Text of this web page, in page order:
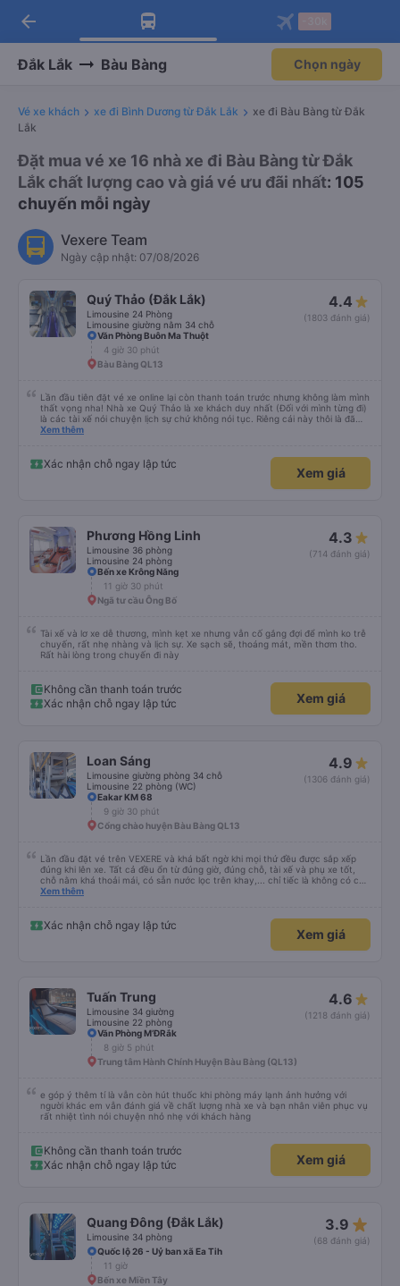
Tải app Vexere ngay!
Nhận ưu đãi thành viên độc
Mở app
Tải app Vexere
-30k/ghế khi đặt vé máy bay qua
Mở app
arrow_back
Đắk Lắk Bàu Bàng Chọn ngày
Vé xe khách xe đi Bình Dương từ Đắk Lắk
xe đi Bàu Bàng từ Đắk
Lắk
Đặt mua vé xe 16 nhà xe đi Bàu Bàng từ Đắk
Lắk chất lượng cao và giá vé ưu đãi nhất: 105
chuyến mỗi ngày
Vexere Team
Ngày cập nhật: 07/08/2026
Quý Thảo (Đắk Lắk)
Limousine 24 Phòng
Limousine giường nằm 34 chỗ
4.4
(1803 đánh giá)
Văn Phòng Buôn Ma Thuột
4 giờ 30 phút
Bàu Bàng QL13
Lần đầu tiên đặt vé xe online lại còn thanh toán trước nhưng không làm mình
thất vọng nha! Nhà xe Quý Thảo là xe khách duy nhất (Đối với mình từng đi)
là các tài xế nói chuyện lịch sự chứ không nói tục. Riêng cái này thôi là đã
đánh giá 5 sao rồi. Chú tài xế còn uống pepsi rất dễ thương chứ không có
Xem thêm
Xác nhận chỗ ngay lập tức
Xem giá
Phương Hồng Linh
Limousine 36 phòng
Limousine 24 phòng
4.3
(714 đánh giá)
Bến xe Krông Năng
11 giờ 30 phút
Ngã tư cầu Ông Bố
Tài xế và lơ xe dễ thương, mình kẹt xe nhưng vẫn cố gắng đợi để mình ko trễ
chuyến, rất nhẹ nhàng và lịch sự. Xe sạch sẽ, thoáng mát, mền thơm tho.
Rất hài lòng trong chuyến đi này
Không cần thanh toán trước
Xác nhận chỗ ngay lập tức
Xem giá
Loan Sáng
Limousine giường phòng 34 chỗ
Limousine 22 phòng (WC)
4.9
(1306 đánh giá)
Eakar KM 68
9 giờ 30 phút
Cổng chào huyện Bàu Bàng QL13
Lần đầu đặt vé trên VEXERE và khá bất ngờ khi mọi thứ đều được sắp xếp
đúng khi lên xe. Tất cả đều ổn từ đúng giờ, đúng chỗ, tài xế và phụ xe tốt,
chỗ nằm khá thoải mái, có sẵn nước lọc trên khay,... chỉ tiếc là không có chỗ
để sạc pin thôi. Nhưng vậy cũng quá ổn rồi!
Xem thêm
Xác nhận chỗ ngay lập tức
Xem giá
Tuấn Trung
Limousine 34 giường
Limousine 22 phòng
4.6
(1218 đánh giá)
Văn Phòng M’ĐRắk
8 giờ 5 phút
Trung tâm Hành Chính Huyện Bàu Bàng (QL13)
e góp ý thêm tí là vẫn còn hút thuốc khi phòng máy lạnh ảnh hưởng với
người khác em vẫn đánh giá về chất lượng nhà xe và bạn nhân viên phục vụ
rất nhiệt tình nói chuyện nhỏ nhẹ với khách hàng
Không cần thanh toán trước
Xác nhận chỗ ngay lập tức
Xem giá
Quang Đông (Đắk Lắk)
Limousine 34 phòng
3.9 star_rate
(68 đánh giá)
Quốc lộ 26 - Uỷ ban xã Ea Tih
11 giờ
Bến xe Miền Tây